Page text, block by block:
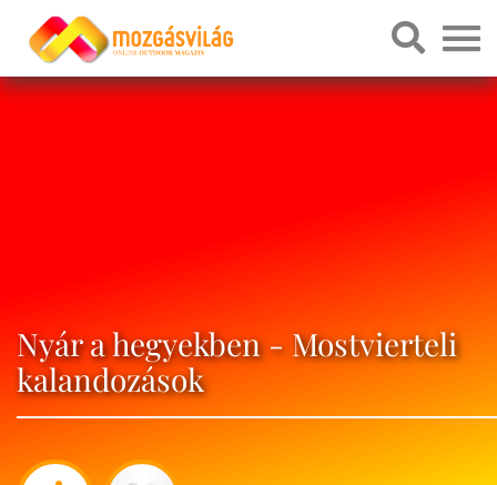
Nyár a hegyekben - Mostvierteli
kalandozások